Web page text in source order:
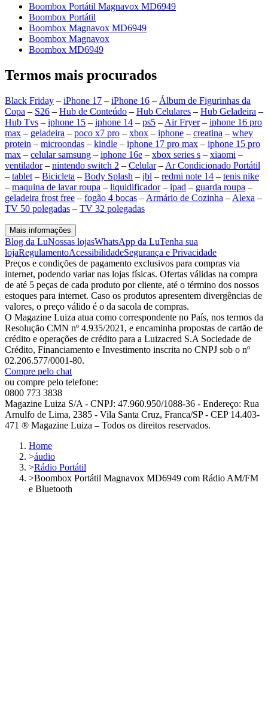
Boombox Portátil Magnavox MD6949
Boombox Portátil
Boombox Magnavox MD6949
Boombox Magnavox
Boombox MD6949
Termos mais procurados
Black Friday – iPhone 17 – iPhone 16 – Álbum de Figurinhas da
Copa – S26 – Hub de Conteúdo – Hub Celulares – Hub Geladeira –
Hub Tvs – iphone 15 – iphone 14 – ps5 – Air Fryer– iphone 16 pro
max – geladeira – poco x7 pro – xbox – iphone – creatina – whey
protein – microondas – kindle – iphone 17 pro max – iphone 15 pro
max – celular samsung – iphone 16e – xbox series s – xiaomi –
ventilador– nintendo switch 2 – Celular– Ar Condicionado Portátil
– tablet – Bicicleta – Body Splash – jbl – redmi note 14 – tenis nike
– maquina de lavar roupa – liquidificador– ipad – guarda roupa –
geladeira frost free – fogão 4 bocas – Armário de Cozinha – Alexa –
TV 50 polegadas – TV 32 polegadas
Mais informações
Blog da LuNossas lojasWhatsApp da LuTenha sua
lojaRegulamentoAcessibilidadeSegurança e Privacidade
Preços e condições de pagamento exclusivos para compras via
internet, podendo variar nas lojas físicas. Ofertas válidas na compra
de até 5 peças de cada produto por cliente, até o término dos nossos
estoques para internet. Caso os produtos apresentem divergências de
valores, o preço válido é o da sacola de compras.
O Magazine Luiza atua como correspondente no País, nos termos da
Resolução CMN nº 4.935/2021, e encaminha propostas de cartão de
crédito e operações de crédito para a Luizacred S.A Sociedade de
Crédito, Financiamento e Investimento inscrita no CNPJ sob o nº
02.206.577/0001-80.
Compre pelo chat
ou compre pelo telefone:
0800 773 3838
Magazine Luiza S/A - CNPJ: 47.960.950/1088-36 - Endereço: Rua
Arnulfo de Lima, 2385 - Vila Santa Cruz, Franca/SP - CEP 14.403-
471 ® Magazine Luiza – Todos os direitos reservados.
Home
>áudio
>Rádio Portátil
>Boombox Portátil Magnavox MD6949 com Rádio AM/FM
e Bluetooth